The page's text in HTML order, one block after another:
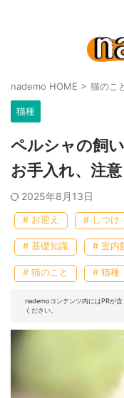
nademo HOME > 猫のこ
猫種
ペルシャの飼
お手入れ、注
2025年8月13日
# お迎え # しつけ
# 基礎知識 # 室内
# 猫のこと # 猫種
nademoコンテンツ内にはPRが
ください。